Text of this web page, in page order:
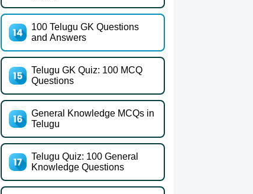
100 Telugu GK Questions
and Answers
Telugu GK Quiz: 100 MCQ
Questions
General Knowledge MCQs in
Telugu
Telugu Quiz: 100 General
Knowledge Questions